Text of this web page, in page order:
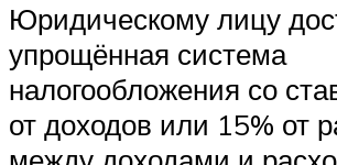
Юридическому лицу
упрощённая система
налогообложения со
от доходов или 15% от